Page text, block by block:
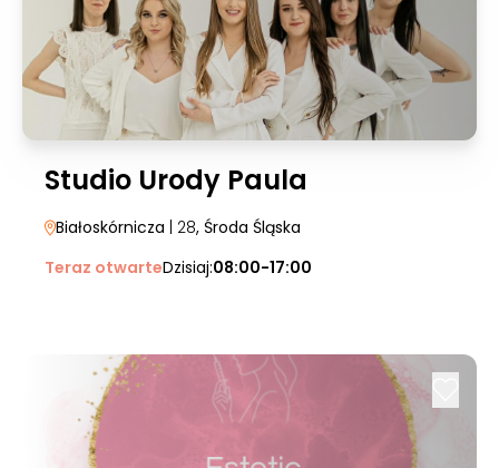
Studio Urody Paula
Białoskórnicza | 28, Środa Śląska
Teraz otwarteDzisiaj:08:00-17:00